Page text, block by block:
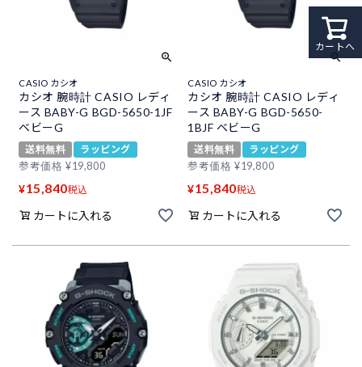
CASIO カシオ
カシオ 腕時計 CASIO レディ
ース BABY-G BGD-5650-1JF
ベビーG
送料無料
ラッピング
参考価格 ¥19,800
¥15,840税込
カートに入れる
CASIO カシオ
カシオ 腕時計 CASIO レディ
ース BABY-G BGD-5650-
1BJF ベビーG
送料無料
ラッピング
参考価格 ¥19,800
¥15,840税込
カートに入れる
カートへ